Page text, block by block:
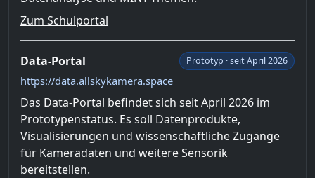
Zum Schulportal
Data-Portal Prototyp · seit April 2026
https://data.allskykamera.space
Das Data-Portal befindet sich seit April 2026 im
Prototypenstatus. Es soll Datenprodukte,
Visualisierungen und wissenschaftliche Zugänge
für Kameradaten und weitere Sensorik
bereitstellen.